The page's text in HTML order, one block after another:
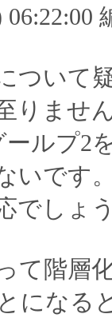
06:22:00
ついて
りませ
ルプ2
いです
でしょ
て階層
になる